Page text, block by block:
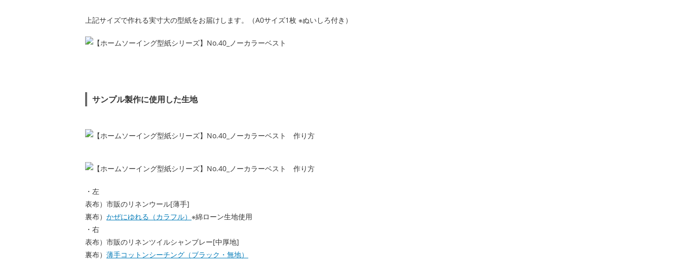
上記サイズで作れる実寸大の型紙をお届けします。（A0サイズ1枚 ※ぬいしろ付き）
サンプル製作に使用した生地
・左
表布）市販のリネンウール[薄手]
裏布） かぜにゆれる（カラフル） ※綿ローン生地使用
・右
表布）市販のリネンツイルシャンブレー[中厚地]
裏布） 薄手コットンシーチング（ブラック・無地）